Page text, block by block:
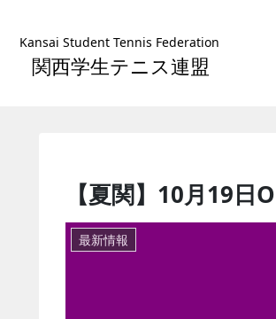
Kansai Student Tennis Federation
関西学生テニス連盟
【夏関】10月19日
最新情報